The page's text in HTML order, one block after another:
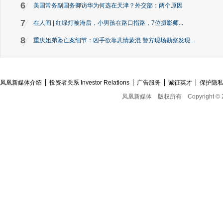
6 美国常务副国务卿访华为何选在天津？外交部：两个原因
7 在人间 | 红绿灯被淹后，小男孩在路口指路，7位摄影师...
8 重庆姐弟坠亡案细节：凶手欲靠悲情蒙混 警方现场勘察发现...
凤凰新媒体介绍 投资者关系 Investor Relations 广告服务 诚征英才
保护隐
凤凰新媒体
版权所有 Copyright ©